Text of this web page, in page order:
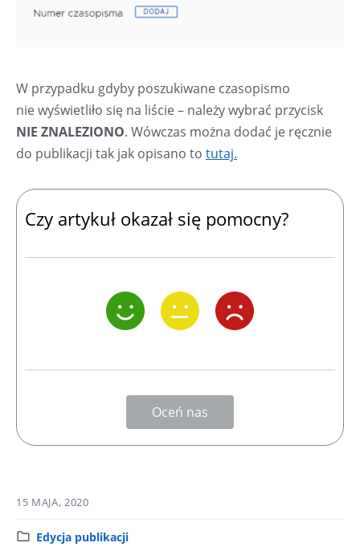
W przypadku gdyby poszukiwane czasopismo
nie wyświetliło się na liście – należy wybrać przycisk
NIE ZNALEZIONO. Wówczas można dodać je ręcznie
do publikacji tak jak opisano to tutaj.
Czy artykuł okazał się pomocny?
Oceń nas
15 MAJA, 2020
K
Edycja publikacji